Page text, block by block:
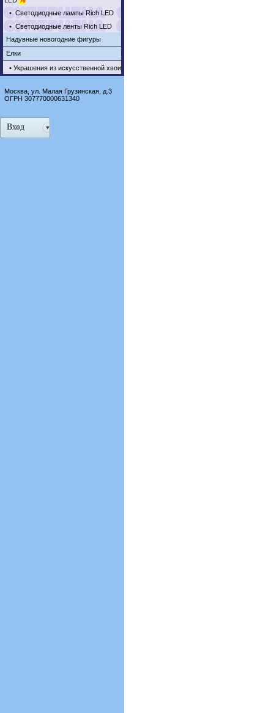
•Светодиодные лампы Rich LED
•Светодиодные ленты Rich LED
Надувные новогодние фигуры
Елки
• Украшения из искусственной хвои
Москва, ул. Малая Грузинская, д.3
ОГРН 307770000631340
Вход